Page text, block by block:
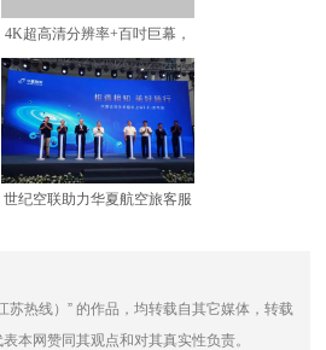
4K超高清分辨率+百吋巨幕，
长虹激光电视D7U正
世纪空联助力华夏航空旅客服
苏热线）” 的作品，均转载自其它媒体，转载
本网赞同其观点和对其真实性负责。